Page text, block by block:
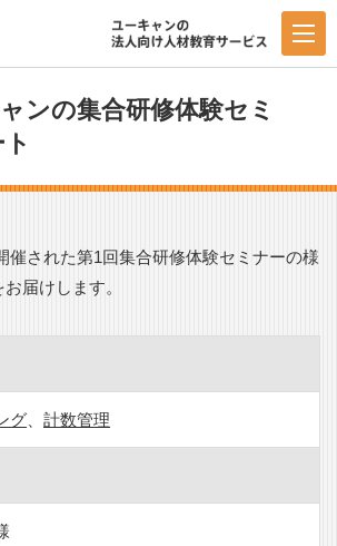
ンの集合研修体験セミ
催された第1回集合研修体験セミナーの様
届けします。
グ 計数管理